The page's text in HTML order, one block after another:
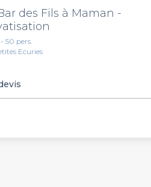
des Fils à Maman -
50 pers.
Ecuries